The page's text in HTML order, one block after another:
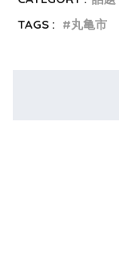
TAGS :
丸亀市